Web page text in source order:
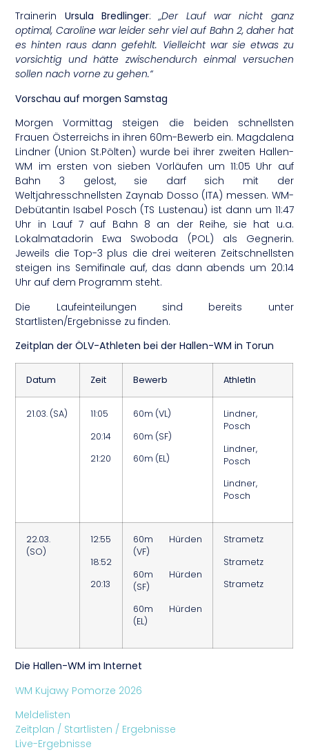
Trainerin Ursula Bredlinger:„Der Lauf war nicht ganz
optimal, Caroline war leider sehr viel auf Bahn 2, daher hat
es hinten raus dann gefehlt. Vielleicht war sie etwas zu
vorsichtig und hätte zwischendurch einmal versuchen
sollen nach vorne zu gehen.“
Vorschau auf morgen Samstag
Morgen Vormittag steigen die beiden schnellsten
Frauen Österreichs in ihren 60m-Bewerb ein. Magdalena
Lindner (Union St.Pölten) wurde bei ihrer zweiten Hallen-
WM im ersten von sieben Vorläufen um 11:05 Uhr auf
Bahn 3 gelost, sie darf sich mit der
Weltjahresschnellsten Zaynab Dosso (ITA) messen. WM-
Debütantin Isabel Posch (TS Lustenau) ist dann um 11:47
Uhr in Lauf 7 auf Bahn 8 an der Reihe, sie hat u.a.
Lokalmatadorin Ewa Swoboda (POL) als Gegnerin.
Jeweils die Top-3 plus die drei weiteren Zeitschnellsten
steigen ins Semifinale auf, das dann abends um 20:14
Uhr auf dem Programm steht.
Die Laufeinteilungen sind bereits unter
Startlisten/Ergebnisse zu finden.
Zeitplan der ÖLV-Athleten bei der Hallen-WM in Torun
Datum Zeit Bewerb AthletIn
21.03. (SA)
11:05
20:14
21:20
60m (VL)
60m (SF)
60m (EL)
Lindner,
Posch
Lindner,
Posch
Lindner,
Posch
22.03.
(SO)
12:55
18:52
20:13
60m Hürden
(VF)
60m Hürden
(SF)
60m Hürden
(EL)
Strametz
Strametz
Strametz
Die Hallen-WM im Internet
WM Kujawy Pomorze 2026
Meldelisten
Zeitplan / Startlisten / Ergebnisse
Live-Ergebnisse